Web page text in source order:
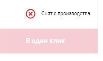
В один клик